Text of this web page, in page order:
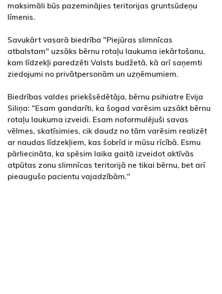
maksimāli būs pazeminājies teritorijas gruntsūdeņu
līmenis.
Savukārt vasarā biedrība "Piejūras slimnīcas
atbalstam" uzsāks bērnu rotaļu laukuma iekārtošanu,
kam līdzekļi paredzēti Valsts budžetā, kā arī saņemti
ziedojumi no privātpersonām un uzņēmumiem.
Biedrības valdes priekšsēdētāja, bērnu psihiatre Evija
Siliņa: "Esam gandarīti, ka šogad varēsim uzsākt bērnu
rotaļu laukuma izveidi. Esam noformulējuši savas
vēlmes, skatīsimies, cik daudz no tām varēsim realizēt
ar naudas līdzekļiem, kas šobrīd ir mūsu rīcībā. Esmu
pārliecināta, ka spēsim laika gaitā izveidot aktīvās
atpūtas zonu slimnīcas teritorijā ne tikai bērnu, bet arī
pieaugušo pacientu vajadzībām."